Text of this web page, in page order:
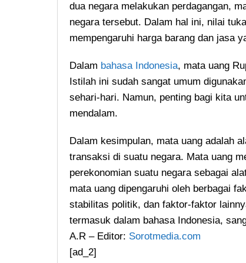
dua negara melakukan perdagangan,
negara tersebut. Dalam hal ini, nilai
mempengaruhi harga barang dan jasa
Dalam bahasa Indonesia, mata uang
Istilah ini sudah sangat umum
sehari-hari. Namun, penting bagi kita
mendalam.
Dalam kesimpulan, mata uang adalah
transaksi di suatu negara. Mata uang
perekonomian suatu negara sebagai
mata uang dipengaruhi oleh berbagai
stabilitas politik, dan faktor-faktor
termasuk dalam bahasa Indonesia,
A.R – Editor: Sorotmedia.com
[ad_2]